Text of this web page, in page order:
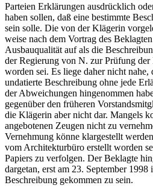
Parteien Erklärungen ausdrücklich
haben sollen, daß eine bestimmte
sein solle. Die von der Klägerin
weise nach dem Vortrag des
Ausbauqualität auf als die
der Regierung von N. zur Prüfung
worden sei. Es liege daher nicht nahe,
undatierte Beschreibung ohne jede
der Abweichungen hingenommen
gegenüber den früheren
die Klägerin aber nicht dar. Mangels
angebotenen Zeugen nicht zu
Vernehmung könne klargestellt
vom Architekturbüro erstellt worden
Papiers zu verfolgen. Der Beklagte
dargetan, erst am 23. September 1998
Beschreibung gekommen zu sein.